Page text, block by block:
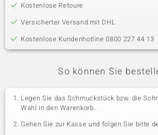
Kostenlose Retoure
Versicherter Versand mit DHL
Kostenlose Kundenhotline 0800 227 44 13
So können Sie
Legen Sie das Schmuckstück bzw. die
Wahl in den Warenkorb.
Gehen Sie zur Kasse und folgen Sie bitte